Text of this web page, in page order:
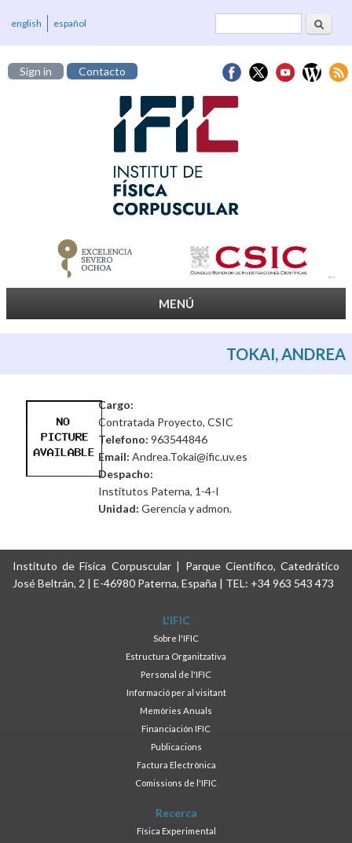
Formulari deCerca
english español
Sign in Contacto
MENÚ
TOKAI, ANDREA
Cargo:
Contratada Proyecto, CSIC
Telefono: 963544846
Email: Andrea.Tokai@ific.uv.es
Despacho:
Institutos Paterna, 1-4-I
Unidad: Gerencia y admon.
Instituto de Física Corpuscular | Parque Científico, Catedrático
José Beltrán, 2 | E-46980 Paterna, España | TEL: +34 963 543 473
L'IFIC
Sobre l'IFIC
Estructura Organitzativa
Personal de l'IFIC
Informació per al visitant
Memòries Anuals
Financiación IFIC
Publicacions
Factura Electrònica
Comissions de l'IFIC
Recerca
Física Experimental